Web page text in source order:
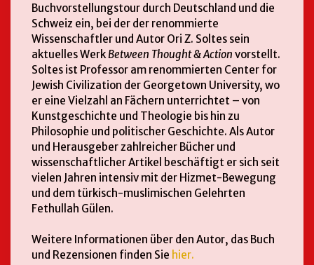
Buchvorstellungstour durch Deutschland und die
Schweiz ein, bei der der renommierte
Wissenschaftler und Autor Ori Z. Soltes sein
aktuelles Werk Between Thought & Action vorstellt.
Soltes ist Professor am renommierten Center for
Jewish Civilization der Georgetown University, wo
er eine Vielzahl an Fächern unterrichtet – von
Kunstgeschichte und Theologie bis hin zu
Philosophie und politischer Geschichte. Als Autor
und Herausgeber zahlreicher Bücher und
wissenschaftlicher Artikel beschäftigt er sich seit
vielen Jahren intensiv mit der Hizmet-Bewegung
und dem türkisch-muslimischen Gelehrten
Fethullah Gülen.
Weitere Informationen über den Autor, das Buch
und Rezensionen finden Sie hier.